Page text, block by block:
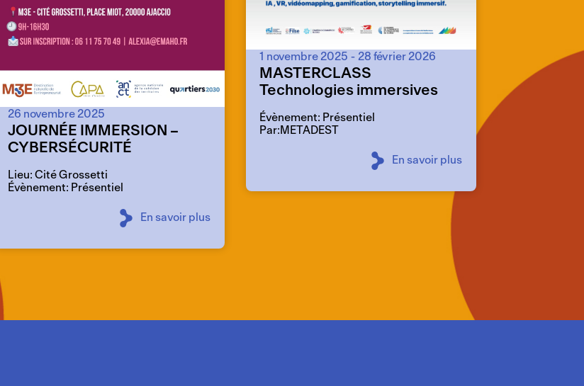
26 novembre 2025
JOURNÉE IMMERSION –
CYBERSÉCURITÉ
Lieu: Cité Grossetti
Évènement: Présentiel
En savoir plus
1 novembre 2025 - 28 février 2026
MASTERCLASS
Technologies immersives
Évènement: Présentiel
Par:METADEST
En savoir plus